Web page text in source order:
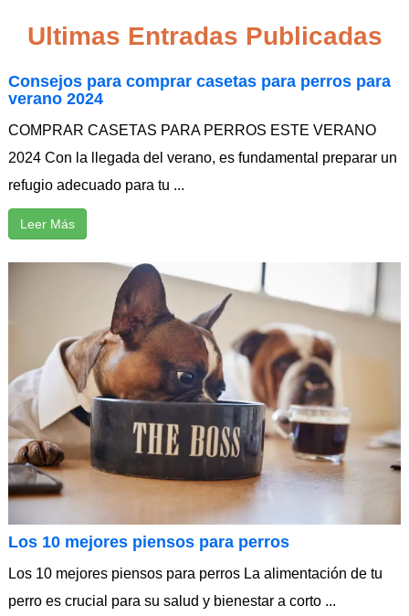
Ultimas Entradas Publicadas
Consejos para comprar casetas para perros para
verano 2024
COMPRAR CASETAS PARA PERROS ESTE VERANO
2024 Con la llegada del verano, es fundamental preparar un
refugio adecuado para tu ...
Leer Más
Los 10 mejores piensos para perros
Los 10 mejores piensos para perros La alimentación de tu
perro es crucial para su salud y bienestar a corto ...